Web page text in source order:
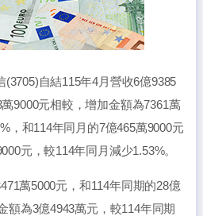
(3705)自結115年4月營收6億9385
9000元相較，增加金額為7361萬
，和114年同月的7億465萬9000元
元，較114年同月減少1.53%。
萬5000元，和114年同期的28億
額為3億4943萬元，較114年同期